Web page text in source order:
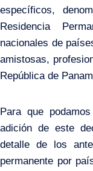
específicos,
Residencia
nacionales de
amistosas,
República de
Para que
adición de este
detalle de los
permanente por